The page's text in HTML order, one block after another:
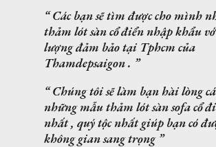
Các bạn sẽ tìm được cho mình
thảm lót sàn cổ điển nhập khẩu
lượng đảm bảo tại Tphcm của
Thamdepsaigon .
Chúng tôi sẽ làm bạn hài lòng
những mẫu thảm lót sàn sofa cổ
nhất , quý tộc nhất giúp bạn có
không gian sang trọng